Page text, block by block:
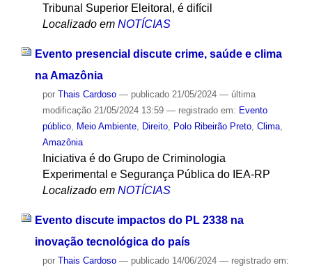
Tribunal Superior Eleitoral, é difícil
Localizado em NOTÍCIAS
Evento presencial discute crime, saúde e clima
na Amazônia
por Thais Cardoso — publicado21/05/2024 — última
modificação21/05/2024 13:59 — registrado em: Evento
público, Meio Ambiente, Direito, Polo Ribeirão Preto, Clima,
Amazônia
Iniciativa é do Grupo de Criminologia
Experimental e Segurança Pública do IEA-RP
Localizado em NOTÍCIAS
Evento discute impactos do PL 2338 na
inovação tecnológica do país
por Thais Cardoso — publicado14/06/2024 — registrado em: